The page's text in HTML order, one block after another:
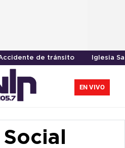
de tránsito Iglesia
EN VIVO